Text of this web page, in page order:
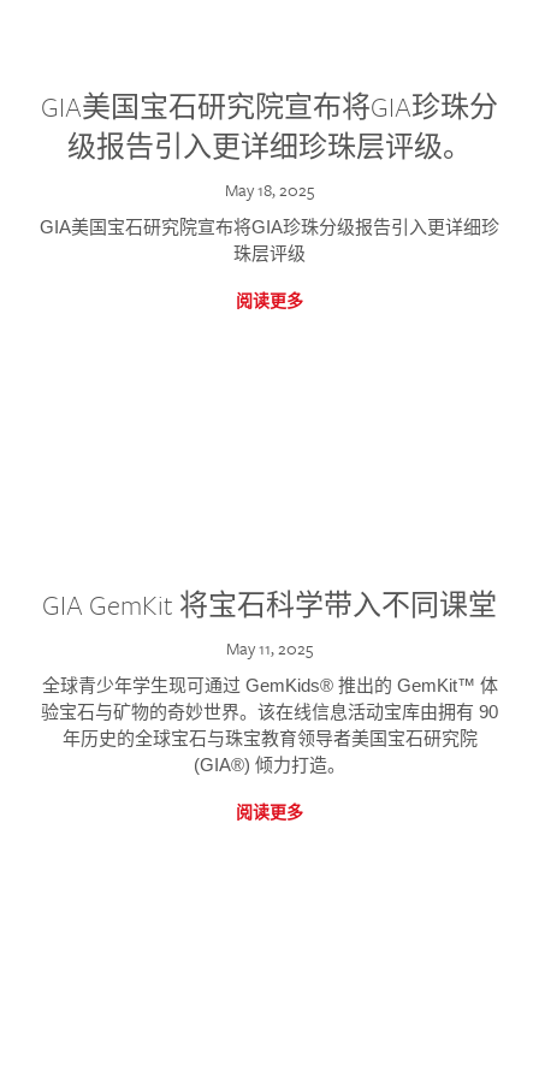
GIA美国宝石研究院宣布将GIA珍珠分
级报告引入更详细珍珠层评级。
May 18, 2025
GIA美国宝石研究院宣布将GIA珍珠分级报告引入更详细珍
珠层评级
阅读更多
GIA GemKit 将宝石科学带入不同课堂
May 11, 2025
全球青少年学生现可通过 GemKids® 推出的 GemKit™ 体
验宝石与矿物的奇妙世界。该在线信息活动宝库由拥有 90
年历史的全球宝石与珠宝教育领导者美国宝石研究院
(GIA®) 倾力打造。
阅读更多